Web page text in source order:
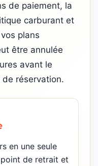
de paiement, la
carburant et
plans
être annulée
avant le
réservation.
en une seule
de retrait et